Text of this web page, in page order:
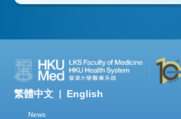
繁體中文 English
News